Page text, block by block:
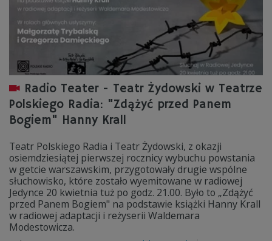
Radio Teater - Teatr Żydowski w Teatrze
Polskiego Radia: "Zdążyć przed Panem
Bogiem" Hanny Krall
Teatr Polskiego Radia i Teatr Żydowski, z okazji
osiemdziesiątej pierwszej rocznicy wybuchu powstania
w getcie warszawskim, przygotowały drugie wspólne
słuchowisko, które zostało wyemitowane w radiowej
Jedynce 20 kwietnia tuż po godz. 21.00. Było to „Zdążyć
przed Panem Bogiem" na podstawie książki Hanny Krall
w radiowej adaptacji i reżyserii Waldemara
Modestowicza.